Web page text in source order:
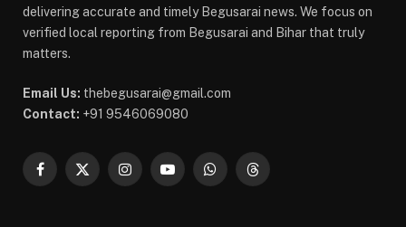
delivering accurate and timely Begusarai news. We focus on
verified local reporting from Begusarai and Bihar that truly
matters.
Email Us: thebegusarai@gmail.com
Contact: +91 9546069080
Facebook
X
InstagramYouTubeWhatsAppThreads